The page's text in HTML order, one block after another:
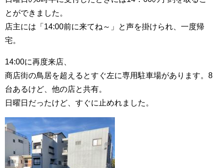
とができました。
店主には「14:00前に来てね～」と声を掛けられ、一度帰
宅。
14:00に再度来店、
商店街の鳥居を超えるとすぐ左に専用駐車場があります。8
台あるけど、他の店と共有。
日曜日だったけど、すぐに止めれました。